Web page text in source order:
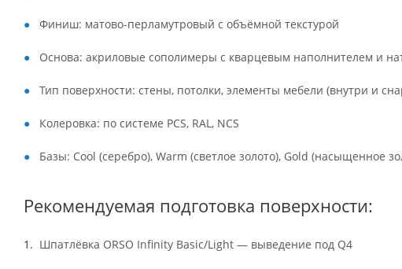
Финиш: матово-перламутровый с объёмной текстурой
Основа: акриловые сополимеры с кварцевым наполнителем и
Тип поверхности: стены, потолки, элементы мебели (внутри и
Колеровка: по системе PCS, RAL, NCS
Базы: Cool (серебро), Warm (светлое золото), Gold (насыщенное
Рекомендуемая подготовка поверхности:
Шпатлёвка ORSO Infinity Basic/Light — выведение под Q4